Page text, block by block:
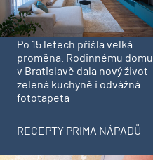
Po 15 letech přišla velká
proměna. Rodinnému domu
v Bratislavě dala nový život
zelená kuchyně i odvážná
fototapeta
RECEPTY PRIMA NÁPADŮ